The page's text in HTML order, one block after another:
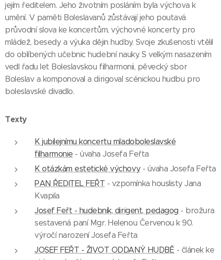
jejím ředitelem. Jeho životním posláním byla výchova k
umění. V paměti Boleslavanů zůstávají jeho poutavá
průvodní slova ke koncertům, výchovné koncerty pro
mládež, besedy a výuka dějin hudby. Svoje zkušenosti vtělil
do oblíbených učebnic hudební nauky. S velkým nasazením
vedl řadu let Boleslavskou filharmonii, pěvecký sbor
Boleslav a komponoval a dirigoval scénickou hudbu pro
boleslavské divadlo.
Texty
K jubilejnímu koncertu mladoboleslavské
filharmonie - úvaha Josefa Feřta
K otázkám estetické výchovy- úvaha Josefa Feřta
PAN ŘEDITEL FEŘT - vzpomínka houslisty Jana
Kvapila
Josef Feřt - hudebník, dirigent, pedagog - brožura
sestavená paní Mgr. Helenou Červenou k 90.
výročí narození Josefa Feřta
JOSEF FEŘT - ŽIVOT ODDANÝ HUDBĚ - článek ke